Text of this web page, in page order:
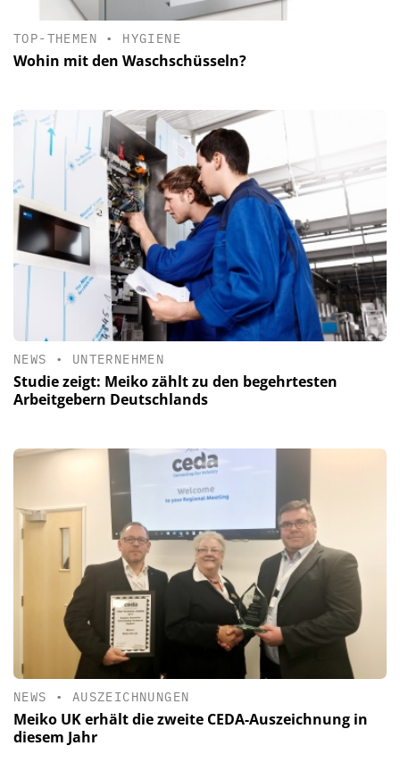
TOP-THEMEN • HYGIENE
Wohin mit den Waschschüsseln?
NEWS • UNTERNEHMEN
Studie zeigt: Meiko zählt zu den begehrtesten
Arbeitgebern Deutschlands
NEWS • AUSZEICHNUNGEN
Meiko UK erhält die zweite CEDA-Auszeichnung in
diesem Jahr